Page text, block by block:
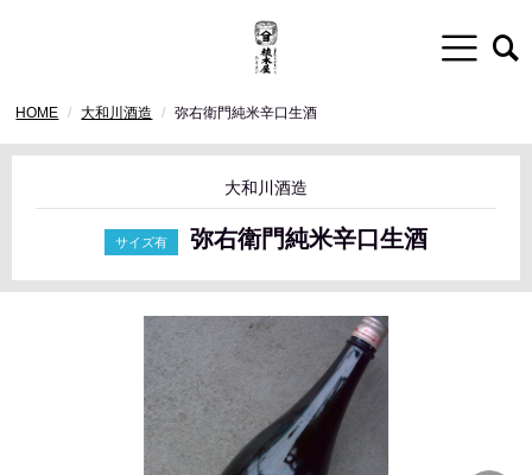
HOME 大和川酒造 弥右衛門純米辛口生酒
大和川酒造
弥右衛門純米辛口生酒